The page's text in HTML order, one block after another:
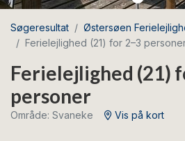
Søgeresultat
Østersøen
Ferielejlighed (21) for 2–3
Ferielejlighed (21)
personer
Område: Svaneke Vis på kort